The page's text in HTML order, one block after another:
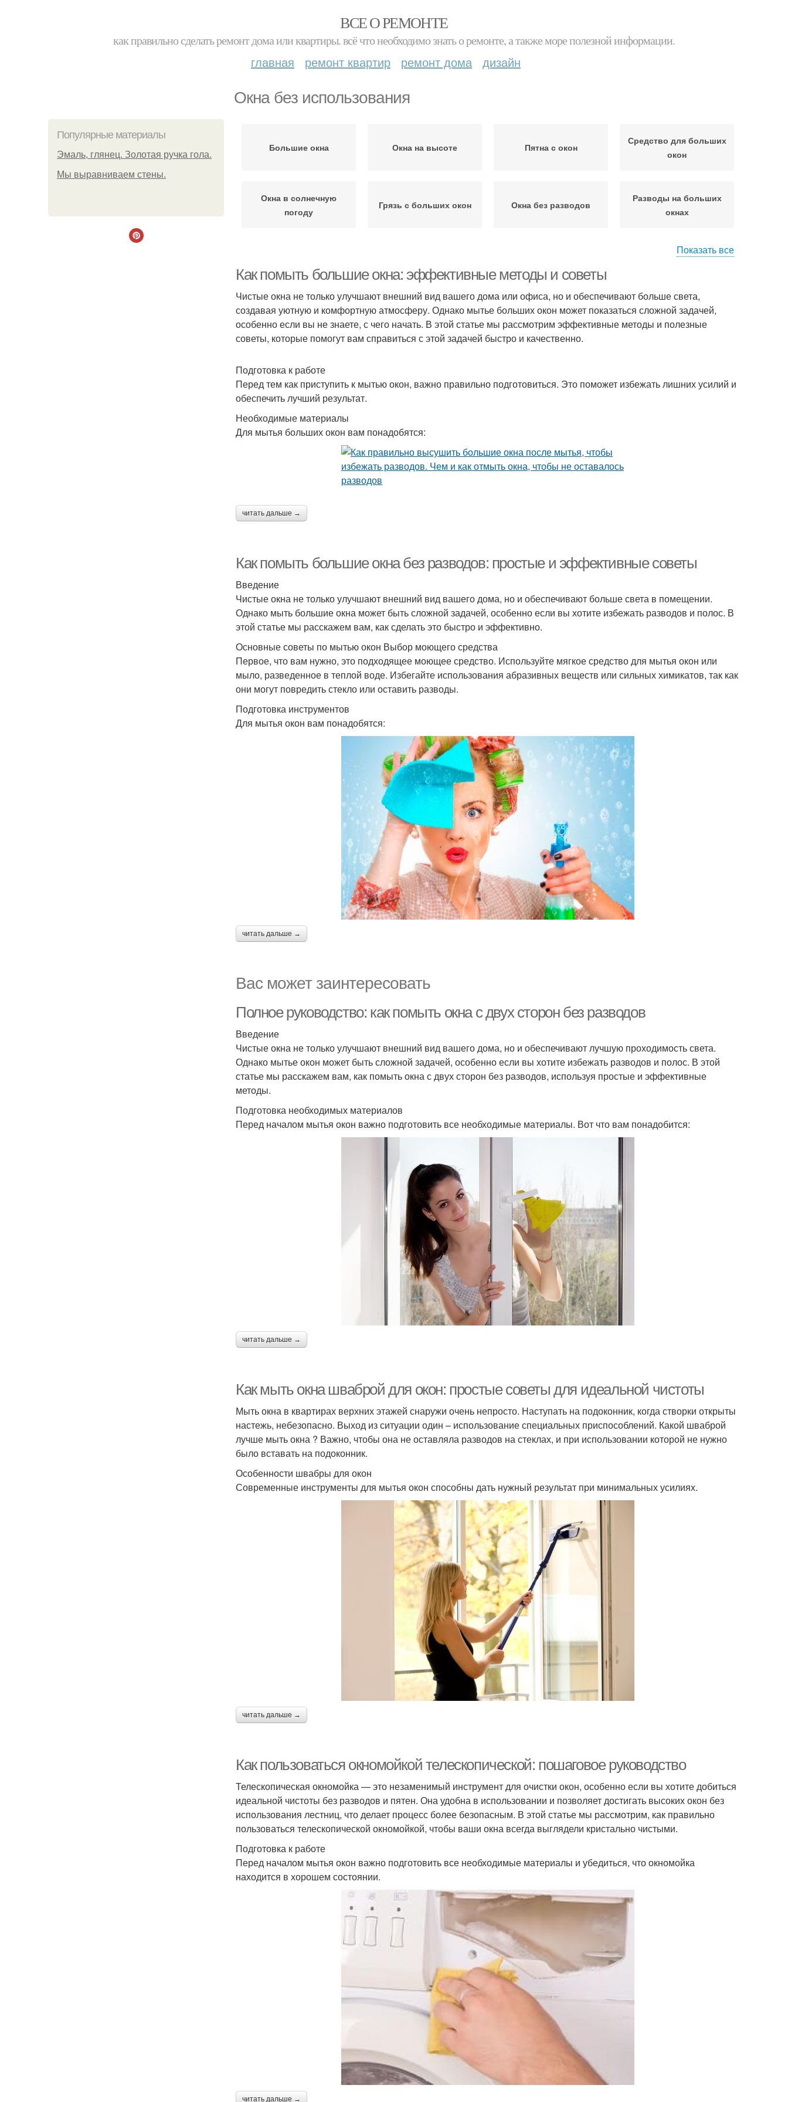
ВСЕ О РЕМОНТЕ
как правильно сделать ремонт дома или квартиры. всё что необходимо знать о ремонте, а также море полезной информации.
главная ремонт квартир ремонт дома дизайн
Окна без использования
Популярные материалы
Эмаль, глянец. Золотая ручка гола.
Мы выравниваем стены.
Большие окна Окна на высоте Пятна с окон
Средство для больших
окон
Окна в солнечную
погоду
Грязь с больших окон Окна без разводов
Разводы на больших
окнах
Показать все
Как помыть большие окна: эффективные методы и советы
Чистые окна не только улучшают внешний вид вашего дома или офиса, но и обеспечивают больше света,
создавая уютную и комфортную атмосферу. Однако мытье больших окон может показаться сложной задачей,
особенно если вы не знаете, с чего начать. В этой статье мы рассмотрим эффективные методы и полезные
советы, которые помогут вам справиться с этой задачей быстро и качественно.
Подготовка к работе
Перед тем как приступить к мытью окон, важно правильно подготовиться. Это поможет избежать лишних усилий и
обеспечить лучший результат.
Необходимые материалы
Для мытья больших окон вам понадобятся:
читать дальше →
Как помыть большие окна без разводов: простые и эффективные советы
Введение
Чистые окна не только улучшают внешний вид вашего дома, но и обеспечивают больше света в помещении.
Однако мыть большие окна может быть сложной задачей, особенно если вы хотите избежать разводов и полос. В
этой статье мы расскажем вам, как сделать это быстро и эффективно.
Основные советы по мытью окон Выбор моющего средства
Первое, что вам нужно, это подходящее моющее средство. Используйте мягкое средство для мытья окон или
мыло, разведенное в теплой воде. Избегайте использования абразивных веществ или сильных химикатов, так как
они могут повредить стекло или оставить разводы.
Подготовка инструментов
Для мытья окон вам понадобятся:
читать дальше →
Вас может заинтересовать
Полное руководство: как помыть окна с двух сторон без разводов
Введение
Чистые окна не только улучшают внешний вид вашего дома, но и обеспечивают лучшую проходимость света.
Однако мытье окон может быть сложной задачей, особенно если вы хотите избежать разводов и полос. В этой
статье мы расскажем вам, как помыть окна с двух сторон без разводов, используя простые и эффективные
методы.
Подготовка необходимых материалов
Перед началом мытья окон важно подготовить все необходимые материалы. Вот что вам понадобится:
читать дальше →
Как мыть окна шваброй для окон: простые советы для идеальной чистоты
Мыть окна в квартирах верхних этажей снаружи очень непросто. Наступать на подоконник, когда створки открыты
настежь, небезопасно. Выход из ситуации один – использование специальных приспособлений. Какой шваброй
лучше мыть окна ? Важно, чтобы она не оставляла разводов на стеклах, и при использовании которой не нужно
было вставать на подоконник.
Особенности швабры для окон
Современные инструменты для мытья окон способны дать нужный результат при минимальных усилиях.
читать дальше →
Как пользоваться окномойкой телескопической: пошаговое руководство
Телескопическая окномойка — это незаменимый инструмент для очистки окон, особенно если вы хотите добиться
идеальной чистоты без разводов и пятен. Она удобна в использовании и позволяет достигать высоких окон без
использования лестниц, что делает процесс более безопасным. В этой статье мы рассмотрим, как правильно
пользоваться телескопической окномойкой, чтобы ваши окна всегда выглядели кристально чистыми.
Подготовка к работе
Перед началом мытья окон важно подготовить все необходимые материалы и убедиться, что окномойка
находится в хорошем состоянии.
читать дальше →